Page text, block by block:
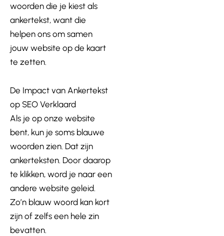
woorden die je kiest als
ankertekst, want die
helpen ons om samen
jouw website op de kaart
te zetten.
De Impact van Ankertekst
op SEO Verklaard
Als je op onze website
bent, kun je soms blauwe
woorden zien. Dat zijn
ankerteksten. Door daarop
te klikken, word je naar een
andere website geleid.
Zo’n blauw woord kan kort
zijn of zelfs een hele zin
bevatten.